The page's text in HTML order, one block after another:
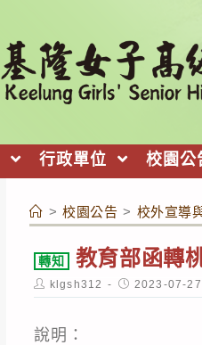
行政單位 校園公
> 校園公告 > 校外宣導
轉知 教育部函轉
Post
author:
klgsh312
Post
published:
2023-07-27
說明：